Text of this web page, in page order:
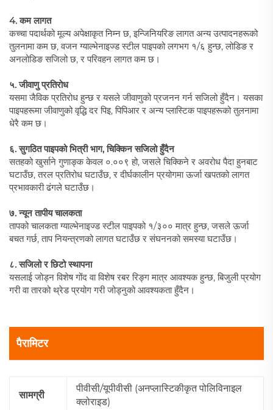
4. कम लागत
कच्चा पदार्थको मूल्य अपेक्षाकृत निम्न छ, इन्जिनियरिङ लागत अन्य उत्पादनहरूको
तुलनामा कम छ, वजन ग्याल्भेनाइज्ड स्टील पाइपको लगभग १/६ हुन्छ, लोडिङ र
अनलोडिङ सजिलो छ, र परिवहन लागत कम छ।
५. जीवाणु प्रतिरोध
यसमा जैविक प्रतिरोध हुन्छ र यसले जीवाणुको प्रजनन गर्न सजिलो हुँदैन। यसका
पाइपहरूमा जीवाणुको वृद्धि दर पिइ, पिपिआर र अन्य प्लास्टिक पाइपहरूको तुलनामा
धेरै कम छ।
६. सुगठित पाइपको भित्री भाग, चिक्किन सजिलो हुँदैन
सतहको खुर्साने गुणाङ्क केवल ०.००९ हो, जसले चिक्किने र अवरोध पैदा हुनबाट
घटाउँछ, तरल प्रतिरोध घटाउँछ, र दीर्घकालीन प्रयोगमा ऊर्जा खपतको लागत
प्रभावकारी ढंगले घटाउँछ।
७. न्यून तापीय चालकता
तापको चालकता ग्याल्भेनाइज्ड स्टील पाइपको १/३०० मात्र हुन्छ, जसले ऊर्जा
बचत गर्छ, ताप नियन्त्रणको लागत घटाउँछ र संघननको समस्या घटाउँछ।
८. सजिलो र छिटो स्थापना
यसलाई जोड्न विशेष गोंद वा विशेष रबर रिङ्ग मात्र आवश्यक हुन्छ, बिजुली प्रयोग
गरी वा तारको थ्रेड प्रयोग गरी जोड्नुको आवश्यकता हुँदैन।
पैरामिटर
सामग्री
पीवीसी/यूपीवीसी (अनप्लास्टिकीकृत पोलिविनाइल
क्लोराइड)